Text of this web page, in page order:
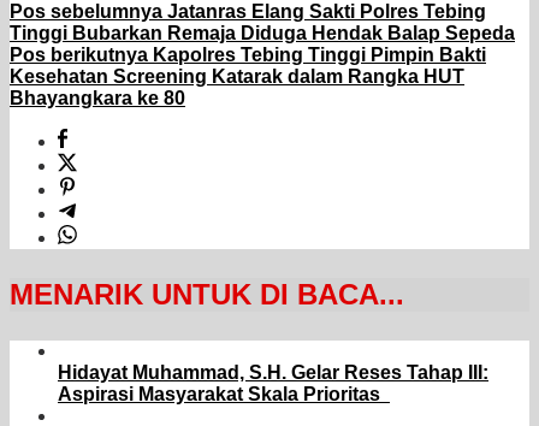
Pos sebelumnya Jatanras Elang Sakti Polres Tebing
Tinggi Bubarkan Remaja Diduga Hendak Balap Sepeda
Pos berikutnya Kapolres Tebing Tinggi Pimpin Bakti
Kesehatan Screening Katarak dalam Rangka HUT
Bhayangkara ke 80
MENARIK UNTUK DI BACA...
Hidayat Muhammad, S.H. Gelar Reses Tahap III:
Aspirasi Masyarakat Skala Prioritas